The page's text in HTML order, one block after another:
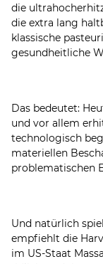
die
die extra lang
klassische
gesundheitliche
Das bedeutet:
und vor allem
technologisch
materiellen
problematischen
Und natürlich
empfiehlt die
im US-Staat